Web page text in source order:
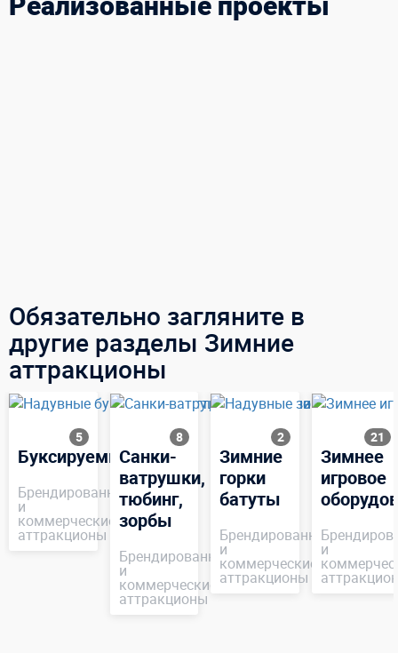
Обязательно загляните в
другие разделы Зимние
аттракционы
5
Буксируемые
Брендированные
и
коммерческие
аттракционы
8
Санки-
ватрушки,
тюбинг,
зорбы
Брендированные
и
коммерческие
аттракционы
2
Зимние
горки
батуты
Брендированные
и
коммерческие
аттракционы
21
Зимнее
игровое
и